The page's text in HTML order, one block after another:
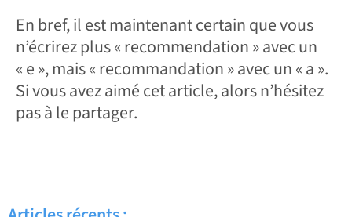
En bref, il est maintenant certain que vous
n’écrirez plus « recommendation » avec un
« e », mais « recommandation » avec un « a ».
Si vous avez aimé cet article, alors n’hésitez
pas à le partager.